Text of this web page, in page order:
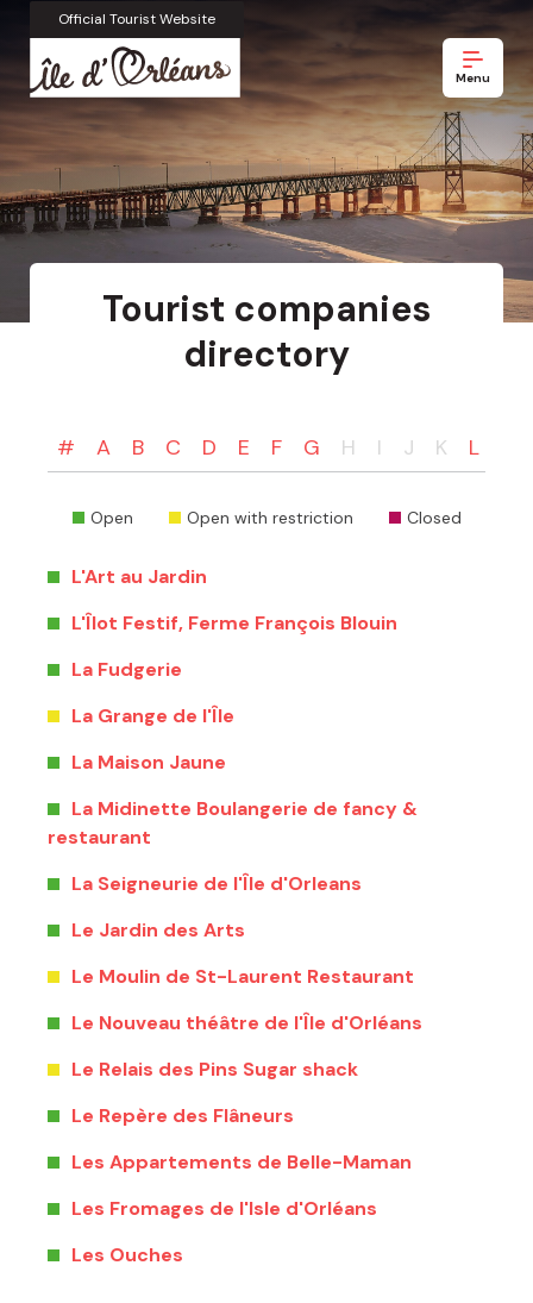
Official Tourist Website
Menu
Tourist companies
directory
# A B C D E F G H I J K L
Open Open with restriction Closed
L'Art au Jardin
L'Îlot Festif, Ferme François Blouin
La Fudgerie
La Grange de l'Île
La Maison Jaune
La Midinette Boulangerie de fancy &
restaurant
La Seigneurie de l'Île d'Orleans
Le Jardin des Arts
Le Moulin de St-Laurent Restaurant
Le Nouveau théâtre de l'Île d'Orléans
Le Relais des Pins Sugar shack
Le Repère des Flâneurs
Les Appartements de Belle-Maman
Les Fromages de l'Isle d'Orléans
Les Ouches